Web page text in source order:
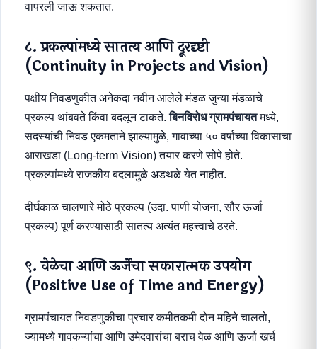
वापरली जाऊ शकतात.
८. प्रकल्पांमध्ये सातत्य आणि दूरदृष्टी
(Continuity in Projects and Vision)
पक्षीय निवडणुकीत अनेकदा नवीन आलेले मंडळ जुन्या मंडळाचे
प्रकल्प थांबवते किंवा बदलून टाकते.बिनविरोध ग्रामपंचायतमध्ये,
सदस्यांची निवड एकमताने झाल्यामुळे, गावाच्या ५० वर्षांच्या विकासाचा
आराखडा (Long-term Vision) तयार करणे सोपे होते.
प्रकल्पांमध्ये राजकीय बदलामुळे अडथळे येत नाहीत.
दीर्घकाळ चालणारे मोठे प्रकल्प (उदा. पाणी योजना, सौर ऊर्जा
प्रकल्प) पूर्ण करण्यासाठी सातत्य अत्यंत महत्त्वाचे ठरते.
९. वेळेचा आणि ऊर्जेचा सकारात्मक उपयोग
(Positive Use of Time and Energy)
ग्रामपंचायत निवडणुकीचा प्रचार कमीतकमी दोन महिने चालतो,
ज्यामध्ये गावकऱ्यांचा आणि उमेदवारांचा बराच वेळ आणि ऊर्जा खर्च